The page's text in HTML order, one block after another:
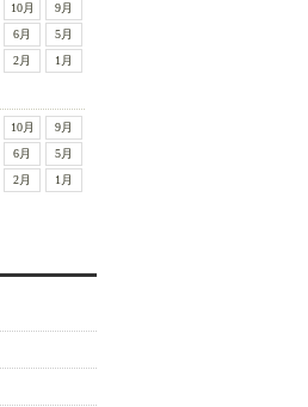
10月
9月
6月
5月
2月 1月
10月
9月
6月
5月
2月 1月